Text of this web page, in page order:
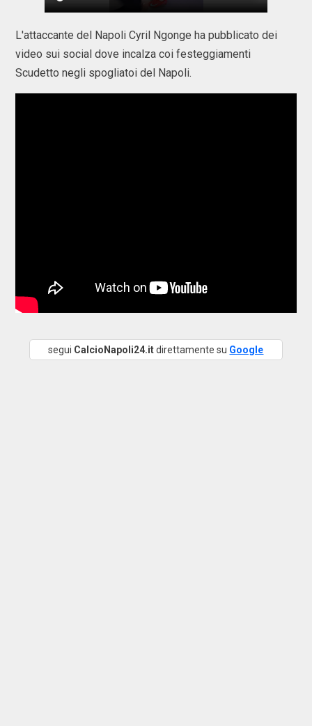
L'attaccante del Napoli Cyril Ngonge ha pubblicato dei
video sui social dove incalza coi festeggiamenti
Scudetto negli spogliatoi del Napoli.
segui CalcioNapoli24.itdirettamente su Google